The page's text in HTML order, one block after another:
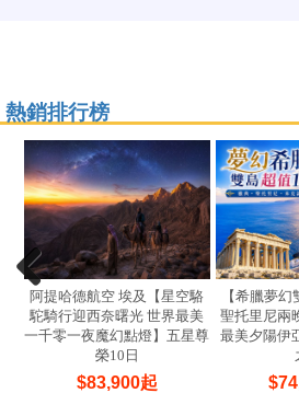
熱銷排行榜
阿提哈德航空 埃及【星空駱
駝騎行迎西奈曙光 世界最美
一千零一夜魔幻點燈】五星尊
榮10日
$83,900起
【希臘夢幻
聖托里尼兩
最美夕陽伊
$